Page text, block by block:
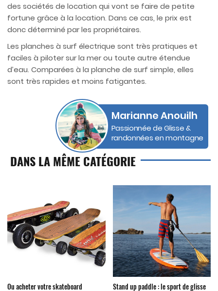
des sociétés de location qui vont se faire de petite
fortune grâce à la location. Dans ce cas, le prix est
donc déterminé par les propriétaires.
Les planches à surf électrique sont très pratiques et
faciles à piloter sur la mer ou toute autre étendue
d’eau. Comparées à la planche de surf simple, elles
sont très rapides et moins fatigantes.
Marianne Anouilh
Passionnée de Glisse &
randonnées en montagne
DANS LA MÊME CATÉGORIE
Ou acheter votre skateboard
Stand up paddle : le sport de glisse